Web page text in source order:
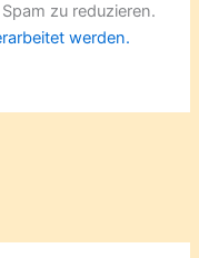
zu reduzieren.
werden.